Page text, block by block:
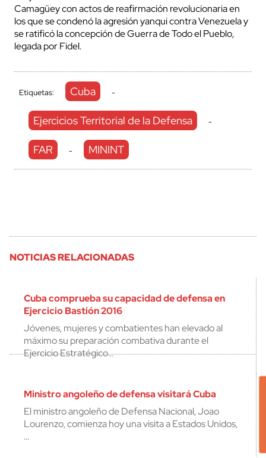
Camagüey con actos de reafirmación revolucionaria en
los que se condenó la agresión yanqui contra Venezuela y
se ratificó la concepción de Guerra de Todo el Pueblo,
legada por Fidel.
Etiquetas: Cuba -
Ejercicios Territorial de la Defensa -
FAR - MININT
NOTICIAS RELACIONADAS
Cuba comprueba su capacidad de defensa en
Ejercicio Bastión 2016
Jóvenes, mujeres y combatientes han elevado al
máximo su preparación combativa durante el
Ejercicio Estratégico…
Ministro angoleño de defensa visitará Cuba
El ministro angoleño de Defensa Nacional, Joao
Lourenzo, comienza hoy una visita a Estados Unidos,
…